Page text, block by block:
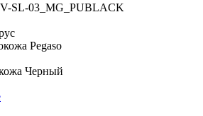
SL-03_MG_PUBLACK
Pegaso
Черный